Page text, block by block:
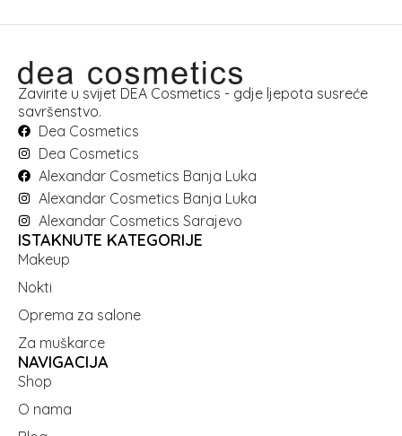
Zavirite u svijet DEA Cosmetics - gdje ljepota susreće
savršenstvo.
Dea Cosmetics
Dea Cosmetics
Alexandar Cosmetics Banja Luka
Alexandar Cosmetics Banja Luka
Alexandar Cosmetics Sarajevo
ISTAKNUTE KATEGORIJE
Makeup
Nokti
Oprema za salone
Za muškarce
NAVIGACIJA
Shop
O nama